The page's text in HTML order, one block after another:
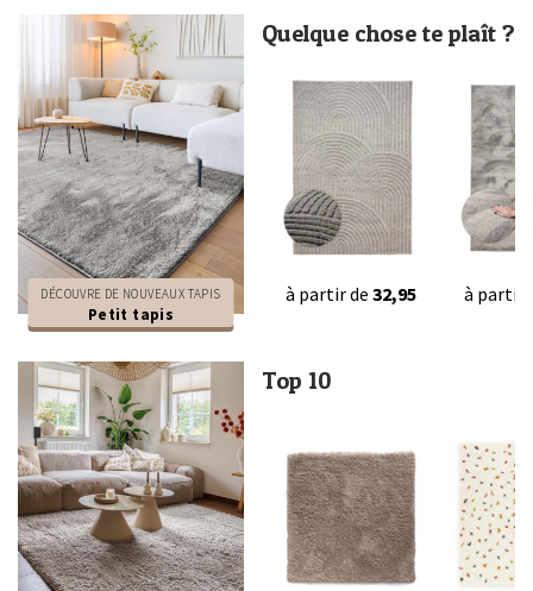
DÉCOUVRE DE NOUVEAUX TAPIS
Petit tapis
Quelque chose te plaît ?
à partir de 32,95 à partir
Top 10